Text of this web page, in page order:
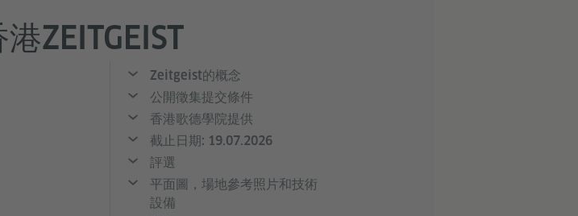
ZEITGEIST
Zeitgeist的概念
公開徵集提交條件
香港歌德學院提供
截止日期: 19.07.2026
評選
平面圖，場地參考照片和技術
設備